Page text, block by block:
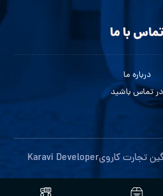
با ما
درباره ما
در تماس باشید
تجارت کارویKaravi Developer